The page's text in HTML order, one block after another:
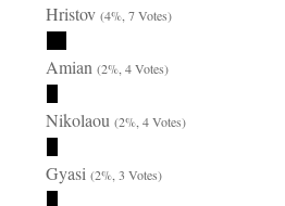
Hristov(4%, 7 Votes)
Amian(2%, 4 Votes)
Nikolaou(2%, 4 Votes)
Gyasi(2%, 3 Votes)